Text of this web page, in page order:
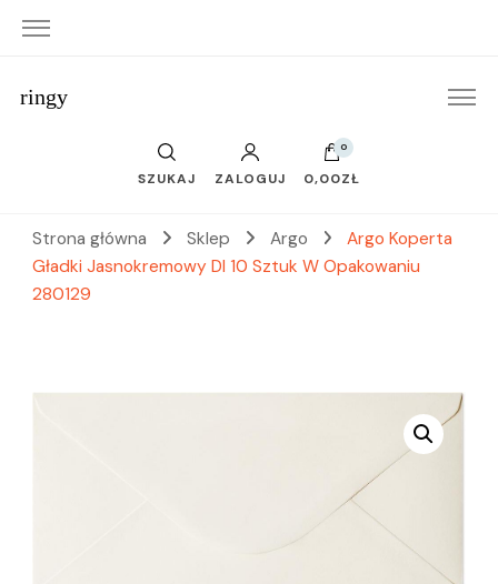
ringy
SZUKAJ ZALOGUJ
0
0,00ZŁ
Strona główna Sklep Argo
Argo Koperta
Gładki Jasnokremowy Dl 10 Sztuk W Opakowaniu
280129